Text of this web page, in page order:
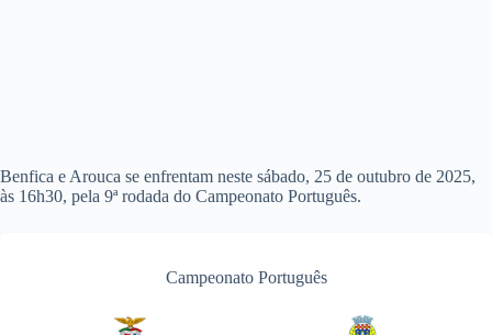
Benfica e Arouca se enfrentam neste sábado, 25 de outubro de 2025,
às 16h30, pela 9ª rodada do Campeonato Português.
Campeonato Português